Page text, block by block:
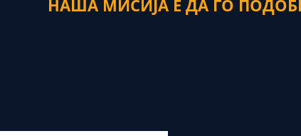
НАША МИСИЈА Е ДА ГО